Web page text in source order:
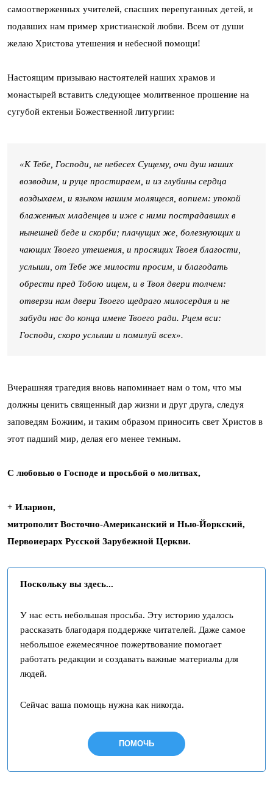
самоотверженных учителей, спасших перепуганных детей, и
подавших нам пример христианской любви. Всем от души
желаю Христова утешения и небесной помощи!
Настоящим призываю настоятелей наших храмов и
монастырей вставить следующее молитвенное прошение на
сугубой ектеньи Божественной литургии:
«К Тебе, Господи, не небесех Сущему, очи душ наших
возводим, и руце простираем, и из глубины сердца
воздыхаем, и языком нашим молящеся, вопием: упокой
блаженных младенцев и иже с ними пострадавших в
нынешней беде и скорби; плачущих же, болезнующих и
чающих Твоего утешения, и просящих Твоея благости,
услыши, от Тебе же милости просим, и благодать
обрести пред Тобою ищем, и в Твоя двери толчем:
отверзи нам двери Твоего щедраго милосердия и не
забуди нас до конца имене Твоего ради. Рцем вси:
Господи, скоро услыши и помилуй всех».
Вчерашняя трагедия вновь напоминает нам о том, что мы
должны ценить священный дар жизни и друг друга, следуя
заповедям Божиим, и таким образом приносить свет Христов в
этот падший мир, делая его менее темным.
С любовью о Господе и просьбой о молитвах,
+ Иларион,
митрополит Восточно-Американский и Нью-Йоркский,
Первоиерарх Русской Зарубежной Церкви.
Поскольку вы здесь...
У нас есть небольшая просьба. Эту историю удалось
рассказать благодаря поддержке читателей. Даже самое
небольшое ежемесячное пожертвование помогает
работать редакции и создавать важные материалы для
людей.
Сейчас ваша помощь нужна как никогда.
ПОМОЧЬ